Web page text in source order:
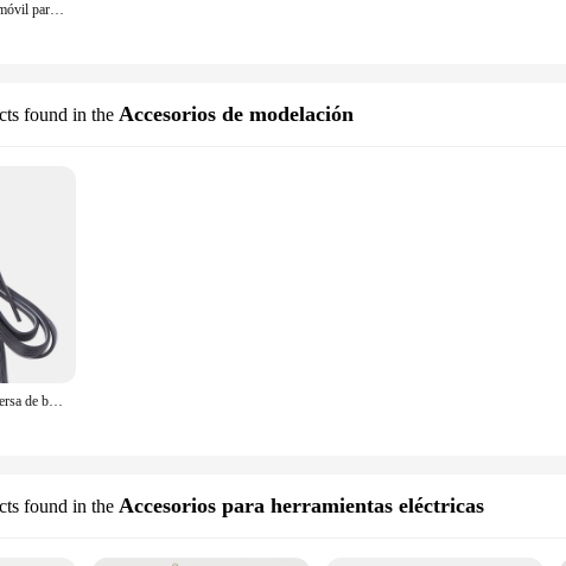
Adaptador de teléfono móvil para coche, pantalla Digital con cargador de coche 4USB, carga rápida de 66w, PD, novedad
found in the Accesorios de modelación
Adaptador de carga inversa de batería de iones de litio SM4P de 7,4 v para coche eléctrico de juguete, cargador de excavadora E561, Cable USB
found in the Accesorios para herramientas eléctricas